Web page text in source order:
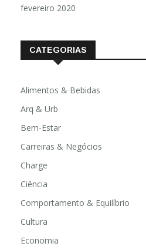
fevereiro 2020
CATEGORIAS
Alimentos & Bebidas
Arq & Urb
Bem-Estar
Carreiras & Negócios
Charge
Ciência
Comportamento & Equilíbrio
Cultura
Economia